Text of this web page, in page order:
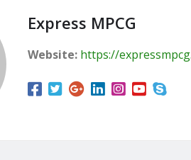
Express MPCG
Website: https://